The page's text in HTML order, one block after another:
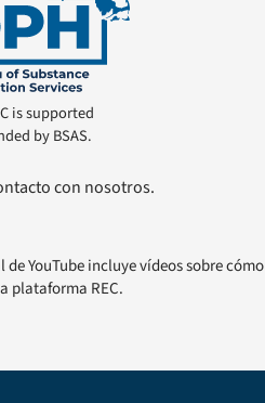
is supported
by BSAS.
con nosotros.
de YouTube incluye vídeos sobre cómo
plataforma REC.